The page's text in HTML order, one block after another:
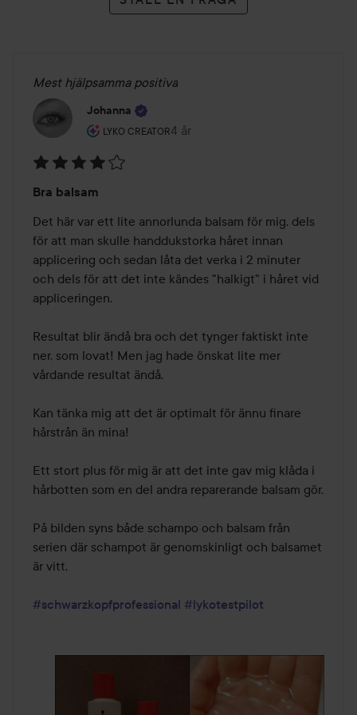
Mest hjälpsamma positiva
Johanna
LYKO CREATOR
Användarens roll: Lyko Creator.
4 år
Inlägget skapades 4 år
4
av
5
Bra balsam
Det här var ett lite annorlunda balsam för mig, dels
för att man skulle handdukstorka håret innan
applicering och sedan låta det verka i 2 minuter
och dels för att det inte kändes "halkigt" i håret vid
appliceringen.
Resultat blir ändå bra och det tynger faktiskt inte
ner, som lovat! Men jag hade önskat lite mer
vårdande resultat ändå.
Kan tänka mig att det är optimalt för ännu finare
hårstrån än mina!
Ett stort plus för mig är att det inte gav mig klåda i
hårbotten som en del andra reparerande balsam gör.
På bilden syns både schampo och balsam från
serien där schampot är genomskinligt och balsamet
är vitt.
#schwarzkopfprofessional #lykotestpilot